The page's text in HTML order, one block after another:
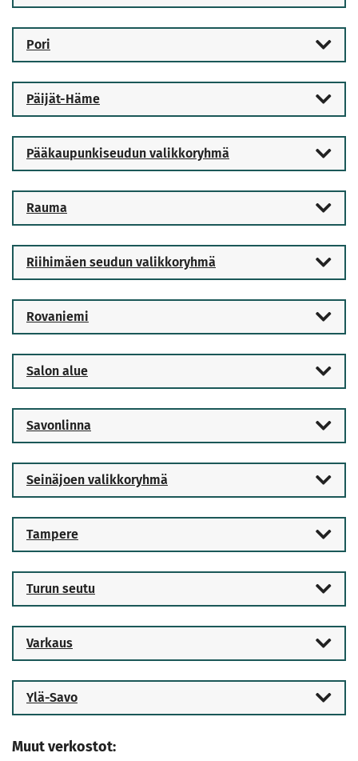
Pori
Päijät-Häme
Pääkaupunkiseudun valikkoryhmä
Rauma
Riihimäen seudun valikkoryhmä
Rovaniemi
Salon alue
Savonlinna
Seinäjoen valikkoryhmä
Tampere
Turun seutu
Varkaus
Ylä-Savo
Muut verkostot: